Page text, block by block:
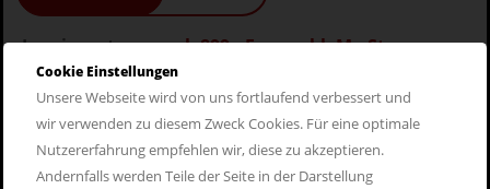
Leasingrate ab 899,- Euro exkl. MwSt.
Listenpreis
ab 92.101,- Euro exkl. MwSt.
Leistung
530 PS (390 kW)
Cookie Einstellungen
Unsere Webseite wird von uns fortlaufend verbessert und
wir verwenden zu diesem Zweck Cookies. Für eine optimale
Nutzererfahrung empfehlen wir, diese zu akzeptieren.
Andernfalls werden Teile der Seite in der Darstellung